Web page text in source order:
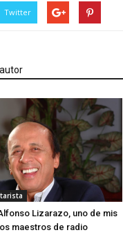
Twitter
Lizarazo, uno de mis
maestros de radio